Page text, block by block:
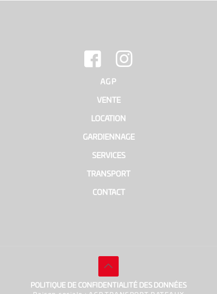
AGP
VENTE
LOCATION
GARDIENNAGE
SERVICES
TRANSPORT
CONTACT
POLITIQUE DE CONFIDENTIALITÉ DES DONNÉES